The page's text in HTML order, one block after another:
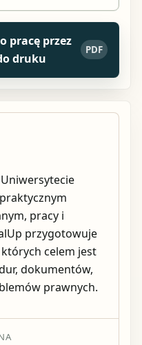
pracę przez
druku
PDF
pracy i
przygotowuje
celem jest
dokumentów,
prawnych.